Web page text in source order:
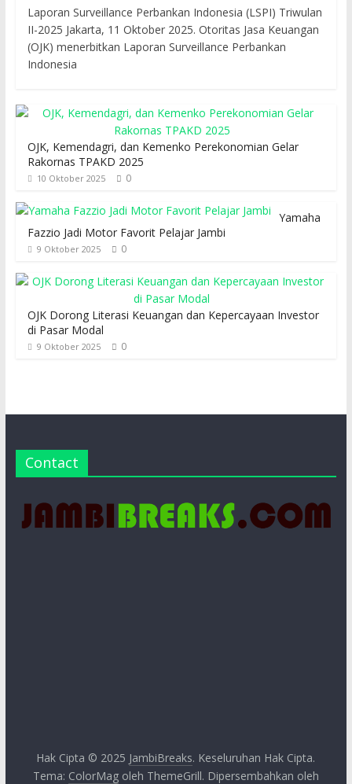
Laporan Surveillance Perbankan Indonesia (LSPI) Triwulan
II-2025 Jakarta, 11 Oktober 2025. Otoritas Jasa Keuangan
(OJK) menerbitkan Laporan Surveillance Perbankan
Indonesia
OJK, Kemendagri, dan Kemenko Perekonomian Gelar
Rakornas TPAKD 2025
10 Oktober 2025 0
Yamaha
Fazzio Jadi Motor Favorit Pelajar Jambi
9 Oktober 2025 0
OJK Dorong Literasi Keuangan dan Kepercayaan Investor
di Pasar Modal
9 Oktober 2025 0
Contact
Hak Cipta © 2025 JambiBreaks. Keseluruhan Hak Cipta.
Tema: ColorMagoleh ThemeGrill. Dipersembahkan oleh